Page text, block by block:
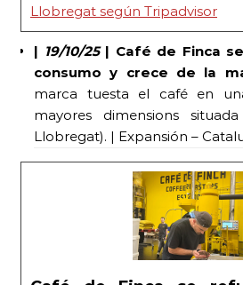
Llobregat según Tripadvisor
| 19/10/25| Café de Finca
consumo y crece de la
marca tuesta el café en
mayores dimensions
Llobregat). | Expansión –